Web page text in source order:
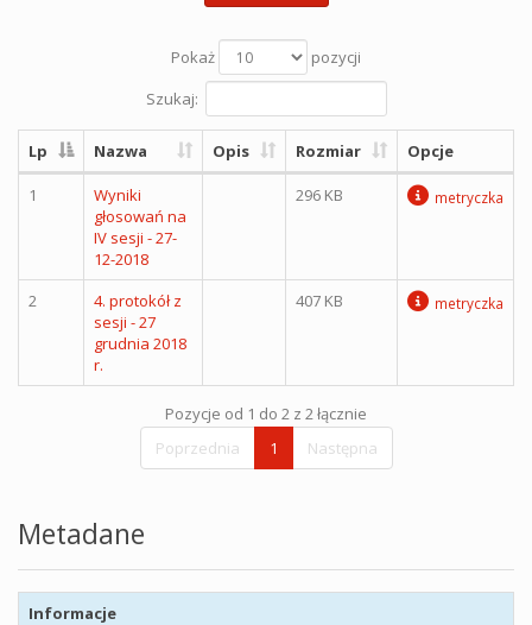
Pokaż
pozycji
Szukaj:
Lp Nazwa Opis Rozmiar Opcje
1
Wyniki
głosowań na
IV sesji - 27-
12-2018
296 KB metryczka
2
4. protokół z
sesji - 27
grudnia 2018
r.
407 KB metryczka
Pozycje od 1 do 2 z 2 łącznie
Poprzednia
1 Następna
Metadane
Informacje